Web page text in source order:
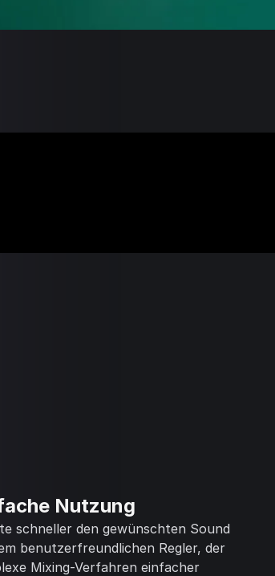
Nutzung
schneller den gewünschten Sound
benutzerfreundlichen Regler, der
Mixing-Verfahren einfacher